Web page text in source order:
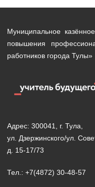
Муниципальное
повышения
работников города Тулы»
Адрес: 300041, г. Тула,
ул. Дзержинского/ул.
д. 15-17/73
Тел.: +7(4872) 30-48-57